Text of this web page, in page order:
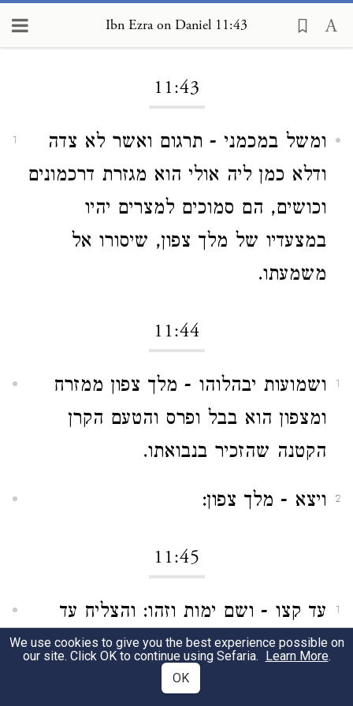
Ibn Ezra on Daniel 11:43
11:43
1
ומשל במכמני - תרגום ואשר לא צדה
ודלא כמן ליה אולי הוא מגזרת דרכמונים
וכושים, הם סמוכים למצרים יהיו
במצעדיו של מלך צפון, שיסורו אל
משמעתו.
11:44
1
ושמועות יבהלוהו - מלך צפון ממזרח
ומצפון הוא בבל ופרס והטעם הקרן
הקטנה שהזכיר בנבואתו.
2 ויצא - מלך צפון:
11:45
1
עד קצו - ושם ימות וזהו: והצליח עד
כלה זעם:
We use cookies to give you the best experience possible on
our site. Click OK to continue using Sefaria. Learn More.
OK